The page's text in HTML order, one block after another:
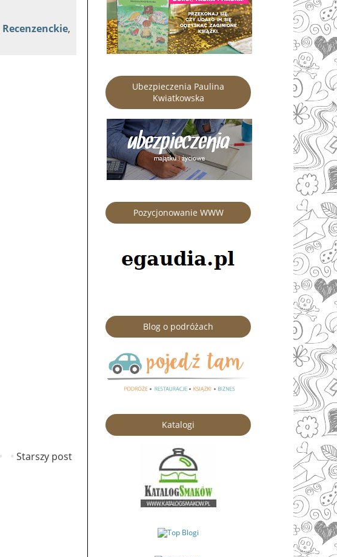
Recenzenckie,
Starszy post
Ubezpieczenia Paulina
Kwiatkowska
Pozycjonowanie WWW
Blog o podróżach
Katalogi